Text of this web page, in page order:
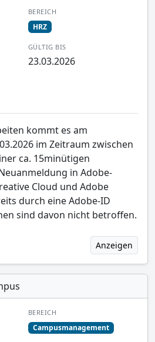
BEREICH
HRZ
GÜLTIG BIS
23.03.2026
kommt es am
im Zeitraum zwischen
ca. 15minütigen
in Adobe-
Cloud und Adobe
durch eine Adobe-ID
sind davon nicht betroffen.
Anzeigen
BEREICH
Campusmanagement